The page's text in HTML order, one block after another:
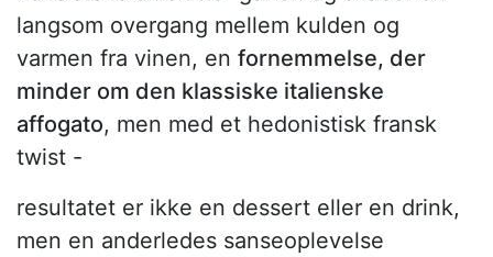
langsom overgang mellem kulden og
varmen fra vinen, en fornemmelse, der
minder om den klassiske italienske
affogato, men med et hedonistisk fransk
twist -
resultatet er ikke en dessert eller en drink,
men en anderledes sanseoplevelse